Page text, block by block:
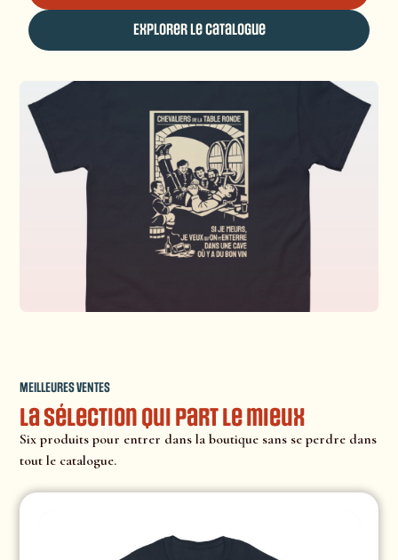
Explorer le catalogue
MEILLEURES VENTES
La sélection qui part le mieux
Six produits pour entrer dans la boutique sans se perdre dans
tout le catalogue.